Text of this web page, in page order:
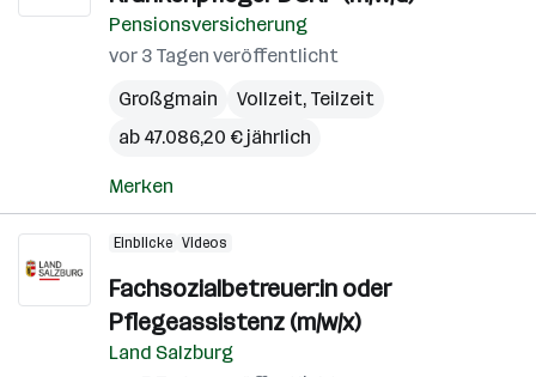
Pensionsversicherung
vor 3 Tagen veröffentlicht
Großgmain
Vollzeit, Teilzeit
ab 47.086,20 € jährlich
Merken
Einblicke Videos
Fachsozialbetreuer:in oder
Pflegeassistenz (m/w/x)
Land Salzburg